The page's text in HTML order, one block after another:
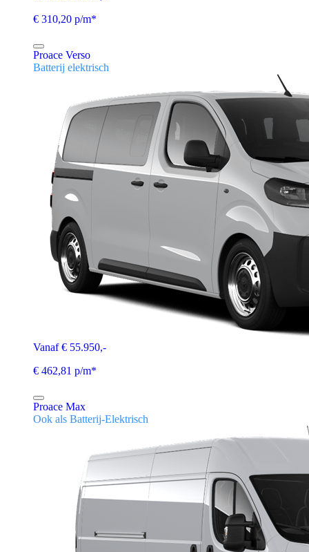
€ 310,20 p/m*
Proace Verso
Batterij elektrisch
Vanaf € 55.950,-
€ 462,81 p/m*
Proace Max
Ook als Batterij-Elektrisch